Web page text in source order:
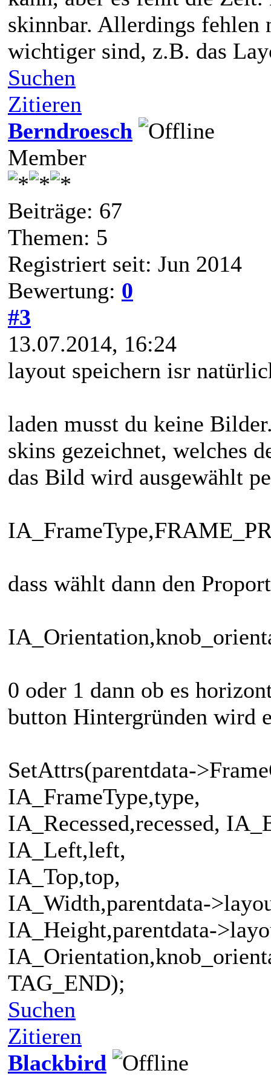
skinnbar. Allerdings fehlen
wichtiger sind, z.B. das
Suchen
Zitieren
Berndroesch
Member
Beiträge: 67
Themen: 5
Registriert seit: Jun 2014
Bewertung: 0
#3
13.07.2014, 16:24
layout speichern isr
laden musst du keine
skins gezeichnet, welches
das Bild wird ausgewählt
dass wählt dann den
0 oder 1 dann ob es
button Hintergründen wird
SetAttrs(parentdata-
IA_FrameType,type,
IA_Recessed,recessed,
IA_Left,left,
IA_Top,top,
IA_Width,parentdata-
IA_Height,parentdata-
TAG_END);
Suchen
Zitieren
Blackbird